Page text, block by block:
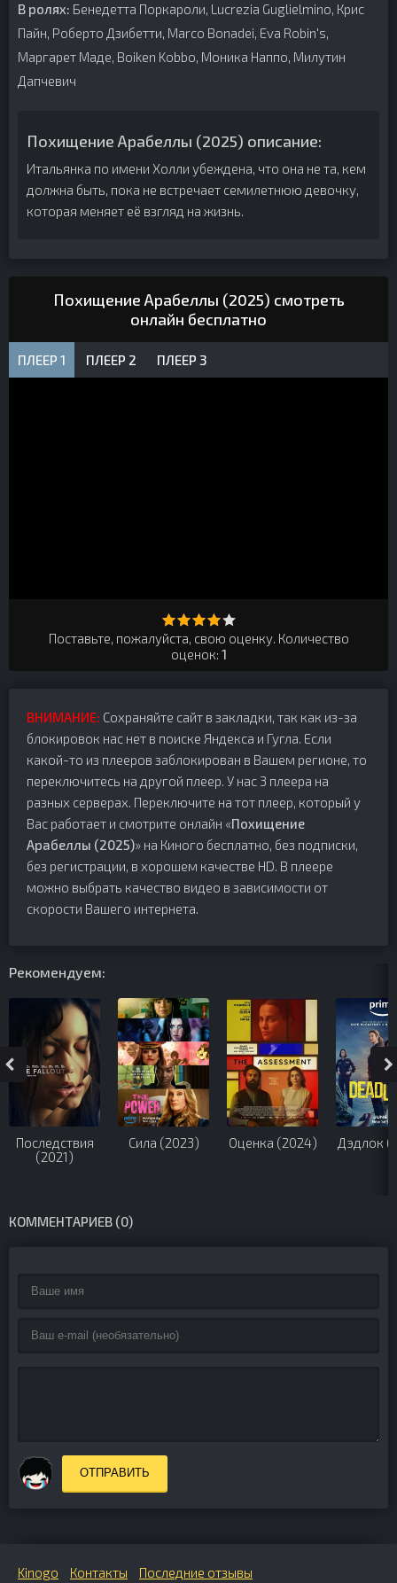
В ролях: Бенедетта Поркароли, Lucrezia Guglielmino, Крис
Пайн, Роберто Дзибетти, Marco Bonadei, Eva Robin's,
Маргарет Маде, Boiken Kobbo, Моника Наппо, Милутин
Дапчевич
Похищение Арабеллы (2025) описание:
Итальянка по имени Холли убеждена, что она не та, кем
должна быть, пока не встречает семилетнюю девочку,
которая меняет её взгляд на жизнь.
Похищение Арабеллы (2025) смотреть
онлайн бесплатно
ПЛЕЕР 1 ПЛЕЕР 2 ПЛЕЕР 3
Поставьте, пожалуйста, свою оценку. Количество
оценок: 1
ВНИМАНИЕ: Сохраняйте сайт в закладки, так как из-за
блокировок нас нет в поиске Яндекса и Гугла. Если
какой-то из плееров заблокирован в Вашем регионе, то
переключитесь на другой плеер. У нас 3 плеера на
разных серверах. Переключите на тот плеер, который у
Вас работает и смотрите онлайн «Похищение
Арабеллы (2025)» на Киного бесплатно, без подписки,
без регистрации, в хорошем качестве HD. В плеере
можно выбрать качество видео в зависимости от
скорости Вашего интернета.
Рекомендуем:
Последствия
(2021)
Сила (2023) Оценка (2024) Дэдлок
КОММЕНТАРИЕВ (0)
ОТПРАВИТЬ
Kinogo Контакты Последние отзывы